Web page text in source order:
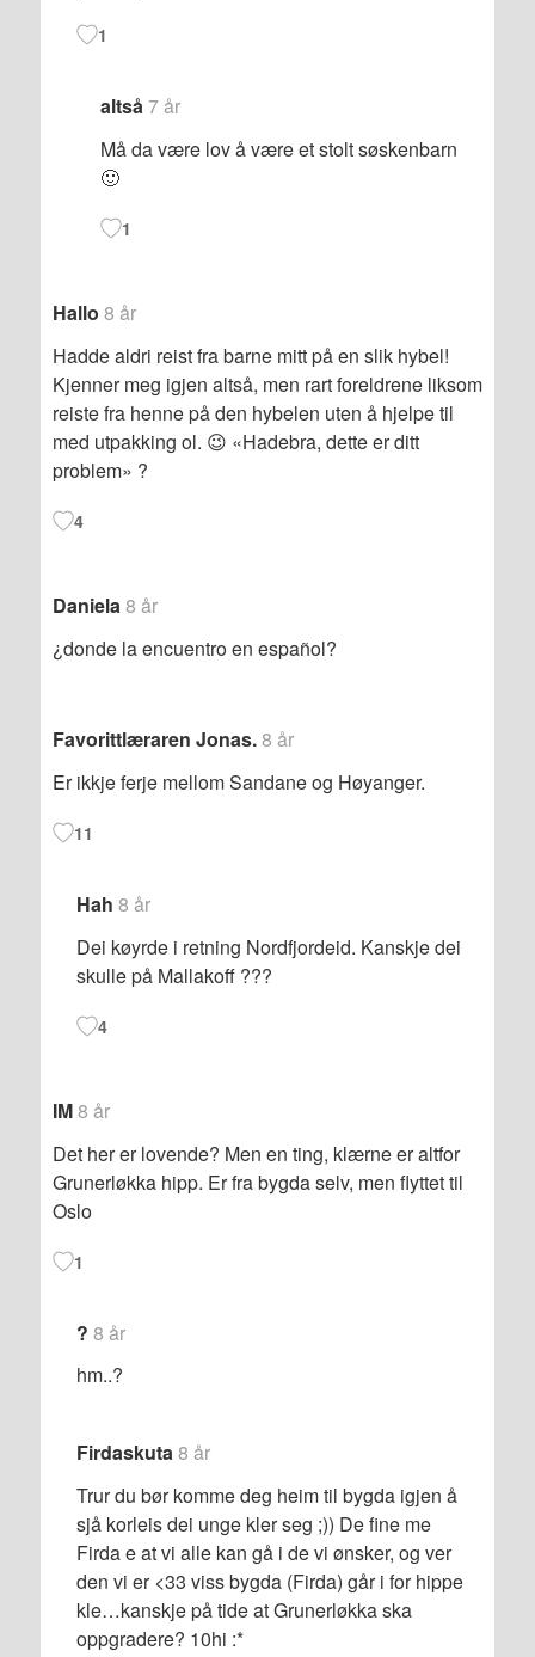
1
altså7 år
Må da være lov å være et stolt søskenbarn
🙂
1
Hallo 8 år
Hadde aldri reist fra barne mitt på en slik hybel!
Kjenner meg igjen altså, men rart foreldrene liksom
reiste fra henne på den hybelen uten å hjelpe til
med utpakking ol. 😉 «Hadebra, dette er ditt
problem» ?
4
Daniela8 år
¿donde la encuentro en español?
Favorittlæraren Jonas.8 år
Er ikkje ferje mellom Sandane og Høyanger.
11
Hah 8 år
Dei køyrde i retning Nordfjordeid. Kanskje dei
skulle på Mallakoff ???
4
IM8 år
Det her er lovende? Men en ting, klærne er altfor
Grunerløkka hipp. Er fra bygda selv, men flyttet til
Oslo
1
? 8 år
hm..?
Firdaskuta8 år
Trur du bør komme deg heim til bygda igjen å
sjå korleis dei unge kler seg ;)) De fine me
Firda e at vi alle kan gå i de vi ønsker, og ver
den vi er <33 viss bygda (Firda) går i for hippe
kle…kanskje på tide at Grunerløkka ska
oppgradere? 10hi :*